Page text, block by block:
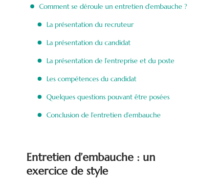
Comment se déroule un entretien d’embauche ?
La présentation du recruteur
La présentation du candidat
La présentation de l’entreprise et du poste
Les compétences du candidat
Quelques questions pouvant être posées
Conclusion de l’entretien d’embauche
Entretien d’embauche : un
exercice de style